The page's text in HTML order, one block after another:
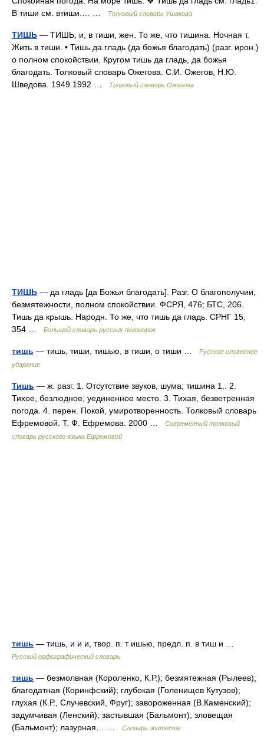
В тиши см. втиши.… …
Толковый словарь Ушакова
ТИШЬ — ТИШЬ, и, в тиши, жен. То же, что тишина. Ночная т.
Жить в тиши. • Тишь да гладь (да божья благодать) (разг. ирон.)
о полном спокойствии. Кругом тишь да гладь, да божья
благодать. Толковый словарь Ожегова. С.И. Ожегов, Н.Ю.
Шведова. 1949 1992 …
Толковый словарь Ожегова
ТИШЬ — да гладь [да Божья благодать]. Разг. О благополучии,
безмятежности, полном спокойствии. ФСРЯ, 476; БТС, 206.
Тишь да крышь. Народн. То же, что тишь да гладь. СРНГ 15,
354 …
Большой словарь русских поговорок
тишь — тишь, тиши, тишью, в тиши, о тиши …
Русское словесное
ударение
Тишь — ж. разг. 1. Отсутствие звуков, шума; тишина 1.. 2.
Тихое, безлюдное, уединенное место. 3. Тихая, безветренная
погода. 4. перен. Покой, умиротворенность. Толковый словарь
Ефремовой. Т. Ф. Ефремова. 2000 …
Современный толковый
словарь русского языка Ефремовой
тишь — тишь, и и и, твор. п. т ишью, предл. п. в тиш и …
Русский орфографический словарь
тишь — безмолвная (Короленко, К.Р.); безмятежная (Рылеев);
благодатная (Коринфский); глубокая (Голенищев Кутузов);
глухая (К.Р., Случевский, Фруг); завороженная (В.Каменский);
задумчивая (Ленский); застывшая (Бальмонт); зловещая
(Бальмонт); лазурная… …
Словарь эпитетов